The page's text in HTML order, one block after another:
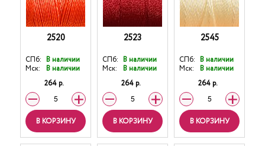
2520
СПб: В наличии
Мск:
В наличии
264 р.
В КОРЗИНУ
2523
СПб: В наличии
Мск:
В наличии
264 р.
В КОРЗИНУ
2545
СПб: В наличии
Мск:
В наличии
264 р.
В КОРЗИНУ